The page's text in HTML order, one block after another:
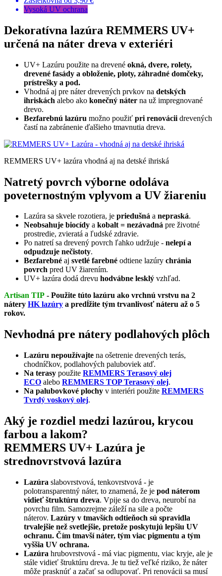
Vysoká UV ochrana
Dekoratívna lazúra REMMERS UV+
určená na náter dreva v exteriéri
UV+ Lazúru použite na drevené okná, dvere, rolety,
drevené fasády a obloženie, ploty, záhradné domčeky,
prístrešky a pod.
Vhodná aj pre náter drevených prvkov na detských
ihriskách alebo ako konečný náter na už impregnované
drevo.
Bezfarebnú lazúru možno použiť pri renovácii drevených
častí na zabránenie ďalšieho tmavnutia dreva.
REMMERS UV+ lazúra vhodná aj na detské ihriská
Natretý povrch výborne odoláva
poveternostným vplyvom a UV žiareniu
Lazúra sa skvele rozotiera, je priedušná a nepraská.
Neobsahuje biocídy a kobalt = nezávadná pre životné
prostredie, zvieratá a ľudské zdravie.
Po natretí sa drevený povrch ľahko udržuje - nelepí a
odpudzuje nečistoty.
Bezfarebné aj svetlé farebné odtiene lazúry chránia
povrch pred UV žiarením.
UV+ lazúra dodá drevu hodvábne lesklý vzhľad.
Artisan TIP - Použite túto lazúru ako vrchnú vrstvu na 2
nátery HK lazúry a predĺžite tým trvanlivosť náteru až o 5
rokov.
Nevhodná pre nátery podlahových plôch
Lazúru nepoužívajte na ošetrenie drevených terás,
chodníčkov, podlahových paluboviek atď.
Na terasy použite REMMERS Terasový olej
ECO alebo REMMERS TOP Terasový olej.
Na palubovkové plochy v interiéri použite REMMERS
Tvrdý voskový olej.
Aký je rozdiel medzi lazúrou, krycou
farbou a lakom?
REMMERS UV+ Lazúra je
strednovrstvová lazúra
Lazúra slabovrstvová, tenkovrstvová - je
polotransparentný náter, to znamená, že je pod náterom
vidieť štruktúru dreva. Vpije sa do dreva, neurobí na
povrchu film. Samozrejme záleží na sile a počte
náterov. Lazúry v tmavších odtieňoch sú spravidla
trvalejšie než svetlejšie, pretože poskytujú lepšiu UV
ochranu. Čím tmavší náter, tým viac pigmentu a tým
vyššia UV ochrana.
Lazúra hrubovrstvová - má viac pigmentu, viac kryje, ale je
stále vidieť štruktúru dreva. Je tu tiež veľké riziko, že náter
môže prasknúť a začať sa odlupovať. Pri renovácii sa musí